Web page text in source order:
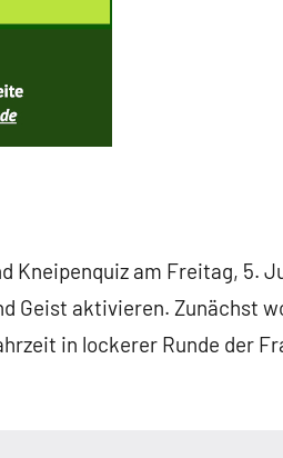
Kneipenquiz am Freitag, 5.
Geist aktivieren. Zunächst
in lockerer Runde der